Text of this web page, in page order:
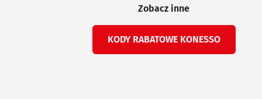
Zobacz inne
KODY RABATOWE KONESSO